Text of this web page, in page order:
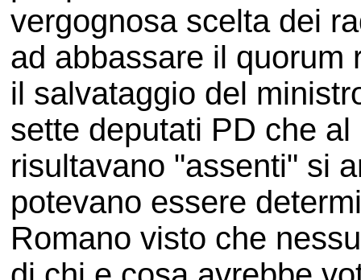
vergognosa scelta dei
ad abbassare il quorum
il salvataggio del
sette deputati PD che
risultavano "assenti" si
potevano essere
Romano visto che